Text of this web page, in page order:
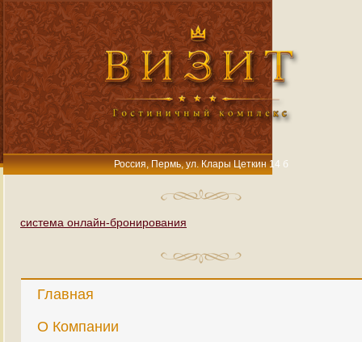
Россия, Пермь, ул. Клары Цеткин 14 б
система онлайн-бронирования
Главная
О Компании